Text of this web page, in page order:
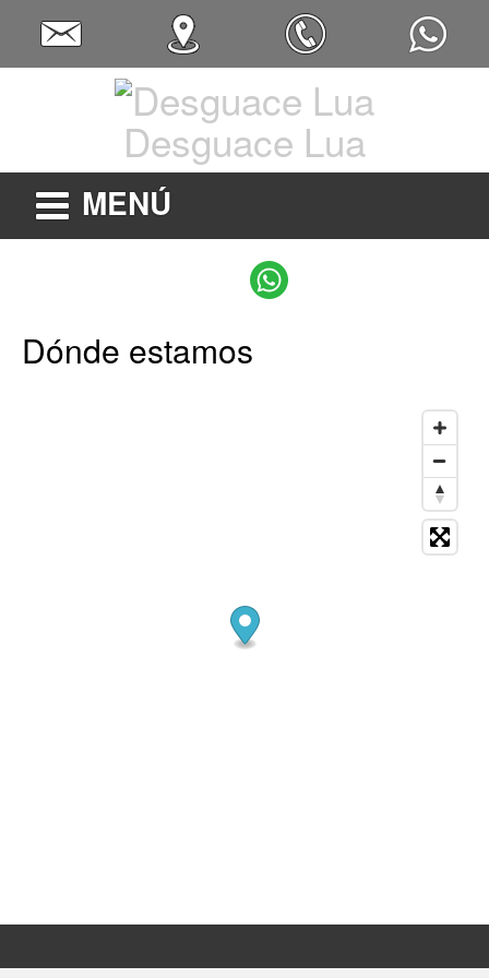
Desguace Lua
MENÚ
Dónde estamos